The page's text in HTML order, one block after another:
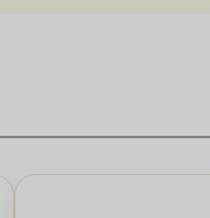
Pour un t